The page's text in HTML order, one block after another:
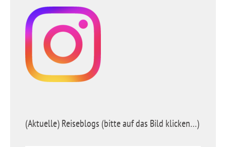
(Aktuelle) Reiseblogs (bitte auf das Bild klicken…)